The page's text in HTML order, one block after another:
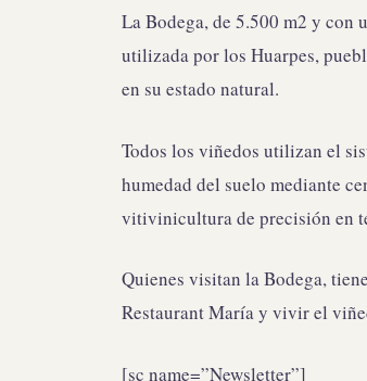
La Bodega, de 5.500 m2 y con
utilizada por los Huarpes,
en su estado natural.
Todos los viñedos utilizan el
humedad del suelo mediante
vitivinicultura de precisión en
Quienes visitan la Bodega,
Restaurant María y vivir el
[sc name=”Newsletter”]